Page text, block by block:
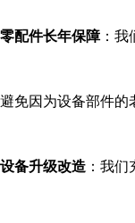
零配件长年保障：我
避免因为设备部件的
设备升级改造 ：我